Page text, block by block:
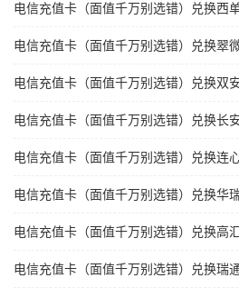
电信充值卡（面值千万别选错）兑换西
电信充值卡（面值千万别选错）兑换翠
电信充值卡（面值千万别选错）兑换双
电信充值卡（面值千万别选错）兑换长
电信充值卡（面值千万别选错）兑换连
电信充值卡（面值千万别选错）兑换华
电信充值卡（面值千万别选错）兑换高
电信充值卡（面值千万别选错）兑换瑞